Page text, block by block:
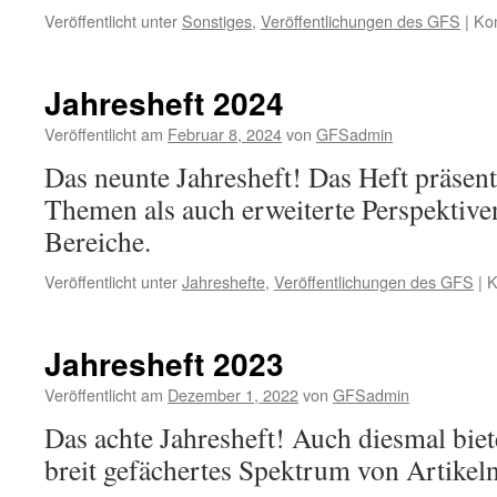
Veröffentlicht unter Sonstiges, Veröffentlichungen des GFS |
Jahresheft 2024
Veröffentlicht am Februar 8, 2024von GFSadmin
Das neunte Jahresheft! Das Heft
Themen als auch erweiterte
Bereiche.
Veröffentlicht unterJahreshefte, Veröffentlichungen des GFS |
Jahresheft 2023
Veröffentlicht am Dezember 1, 2022von GFSadmin
Das achte Jahresheft! Auch diesmal
breit gefächertes Spektrum von